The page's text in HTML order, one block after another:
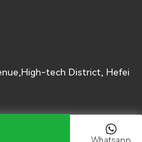
tech District, Hefei